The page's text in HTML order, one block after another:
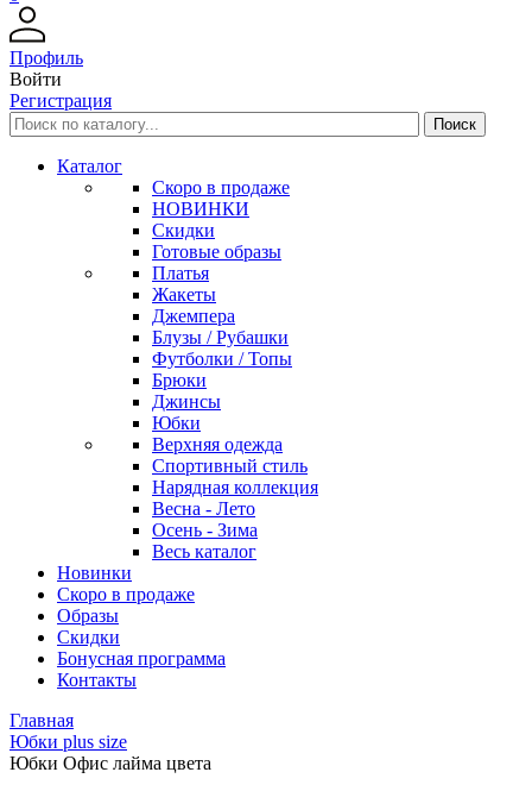
Профиль
Войти
Регистрация
Каталог
Скоро в продаже
НОВИНКИ
Скидки
Готовые образы
Платья
Жакеты
Джемпера
Блузы / Рубашки
Футболки / Топы
Брюки
Джинсы
Юбки
Верхняя одежда
Спортивный стиль
Нарядная коллекция
Весна - Лето
Осень - Зима
Весь каталог
Новинки
Скоро в продаже
Образы
Скидки
Бонусная программа
Контакты
Главная
Юбки plus size
Юбки Офис лайма цвета